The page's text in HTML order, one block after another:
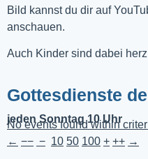
Bild kannst du dir auf
anschauen.
Auch Kinder sind dabei
Gottesdienste
jeden Sonntag 10 Uhr
No events found within
← −− − 10 50 100 + ++ →